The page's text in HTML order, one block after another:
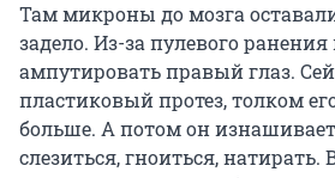
Там микроны до мозга
задело. Из-за пулевого
ампутировать правый глаз.
пластиковый протез, толком
больше. А потом он
слезиться, гноиться, натирать.